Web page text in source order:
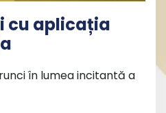
cu aplicația
în lumea incitantă a